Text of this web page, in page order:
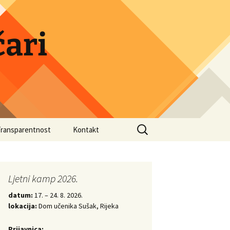
Kontakt
Search
for:
Ljetni kamp 2026.
datum: 17. – 24. 8. 2026.
lokacija: Dom učenika Sušak, Rijeka